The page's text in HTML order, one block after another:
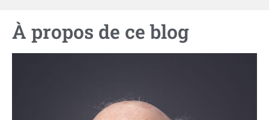
À propos de ce blog